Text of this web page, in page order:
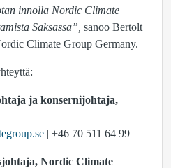
innolla Nordic Climate
Saksassa”, sanoo Bertolt
Climate Group Germany.
ja konsernijohtaja,
| +46 70 511 64 99
Nordic Climate